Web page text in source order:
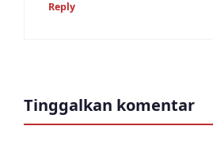
Reply
Tinggalkan komentar